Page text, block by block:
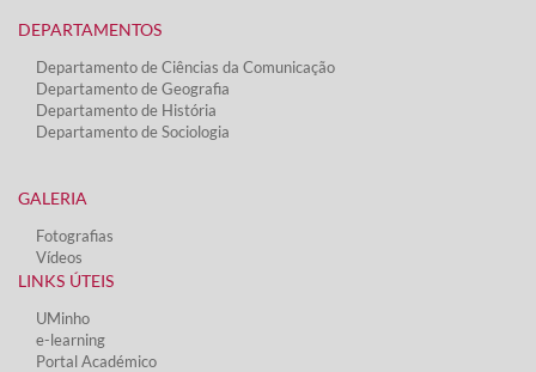
DEPARTAMENTOS​
Departamento de Ciências da Comunicação
Departamento de Geografia
Departamento de História
Departamento de Sociologia
GALERIA
Fotografias
Vídeos​
LINKS ÚTEIS​
UMinho
e-learning
Portal Académico